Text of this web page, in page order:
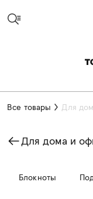
Все товары Для
Для дома и
Блокноты